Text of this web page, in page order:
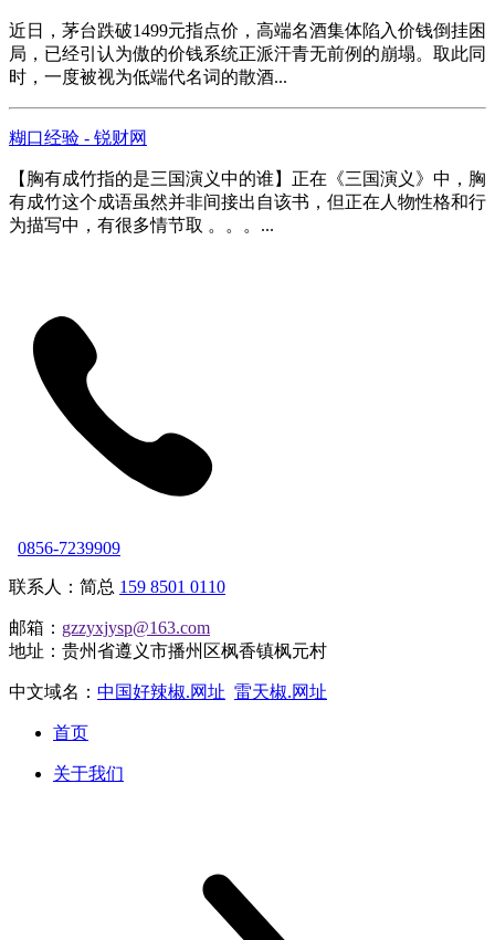
近日，茅台跌破1499元指点价，高端名酒集体陷入价钱倒挂困
局，已经引认为傲的价钱系统正派汗青无前例的崩塌。取此同
时，一度被视为低端代名词的散酒...
糊口经验 - 锐财网
【胸有成竹指的是三国演义中的谁】正在《三国演义》中，胸
有成竹这个成语虽然并非间接出自该书，但正在人物性格和行
为描写中，有很多情节取 。。。...
0856-7239909
联系人：简总 159 8501 0110
邮箱： gzzyxjysp@163.com
地址：贵州省遵义市播州区枫香镇枫元村
中文域名： 中国好辣椒.网址 雷天椒.网址
首页
关于我们